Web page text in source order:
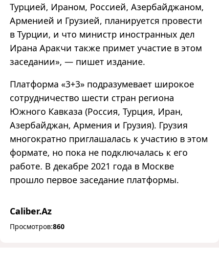
Турцией, Ираном, Россией, Азербайджаном,
Арменией и Грузией, планируется провести
в Турции, и что министр иностранных дел
Ирана Аракчи также примет участие в этом
заседании», — пишет издание.
Платформа «3+3» подразумевает широкое
сотрудничество шести стран региона
Южного Кавказа (Россия, Турция, Иран,
Азербайджан, Армения и Грузия). Грузия
многократно приглашалась к участию в этом
формате, но пока не подключалась к его
работе. В декабре 2021 года в Москве
прошло первое заседание платформы.
Caliber.Az
Просмотров:860